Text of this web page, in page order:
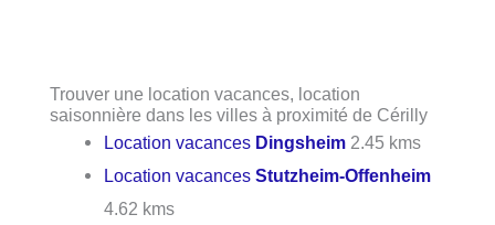
Trouver une location vacances, location
saisonnière dans les villes à proximité de Cérilly
Location vacances Dingsheim 2.45 kms
Location vacancesStutzheim-Offenheim
4.62 kms